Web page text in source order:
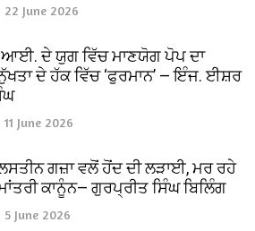
22 June 2026
ਦੇ ਯੁਗ ਵਿੱਚ ਮਾਣਯੋਗ ਪੋਪ ਦਾ
ਦੇ ਹੱਕ ਵਿੱਚ ‘ਫੁਰਮਾਨ’ — ਇੰਜ. ਈਸ਼ਰ
11 June 2026
ਗਜ਼ਾ ਵਲੋਂ ਹੋਂਦ ਦੀ ਲੜਾਈ, ਮਰ ਰਹੇ
ਕਾਨੂੰਨ— ਗੁਰਪ੍ਰੀਤ ਸਿੰਘ ਬਿਲਿੰਗ
5 June 2026